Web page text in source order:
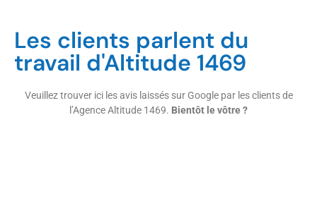
Les clients parlent du
travail d'Altitude 1469
Veuillez trouver ici les avis laissés sur Google par les clients de
l’Agence Altitude 1469. Bientôt le vôtre ?